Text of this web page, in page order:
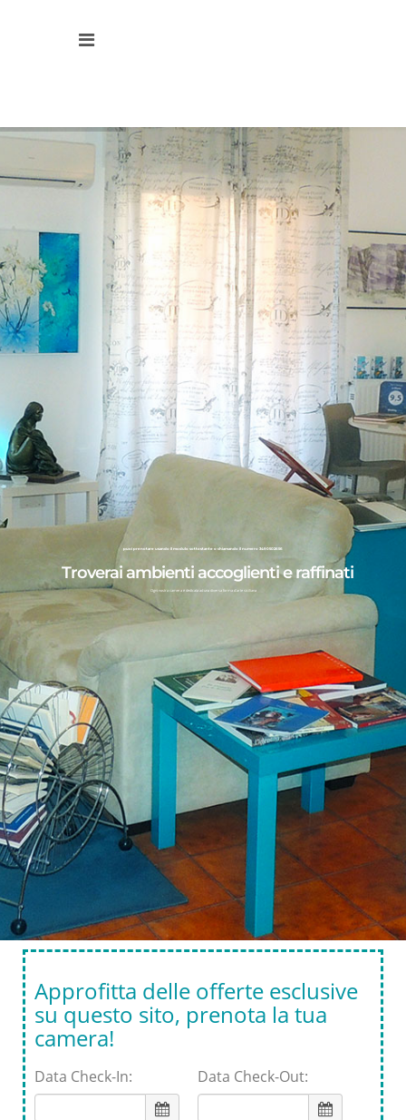
Troverai ambienti accoglienti e raffinati
Ogni nostra camera è dedicata ad una diversa forma d'arte siciliana
puoi prenotare usando il modulo sottostante o chiamando il numero 3490502656
Approfitta delle offerte esclusive
su questo sito, prenota la tua
camera!
Data Check-In: Data Check-Out: